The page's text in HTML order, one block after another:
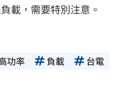
載，需要特別注意。
功率 負載
台電